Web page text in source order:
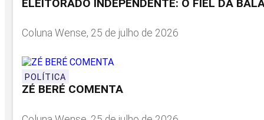
ELEITORADO INDEPENDENTE: O FIEL DA
Coluna Wense, 25 de julho de 2026
POLÍTICA
ZÉ BERÉ COMENTA